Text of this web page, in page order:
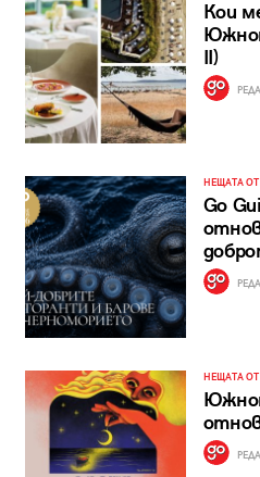
Кои
II)
НЕЩАТА
Go
НЕЩАТА